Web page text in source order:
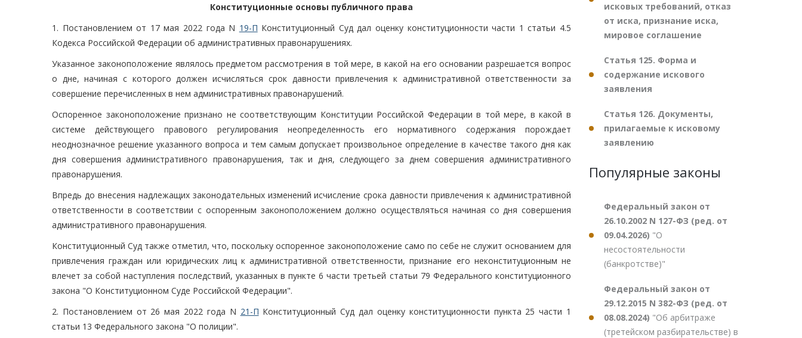
Конституционные основы публичного права
1. Постановлением от 17 мая 2022 года N 19-П Конституционный Суд дал оценку конституционности части 1 статьи 4.5
Кодекса Российской Федерации об административных правонарушениях.
Указанное законоположение являлось предметом рассмотрения в той мере, в какой на его основании разрешается вопрос
о дне, начиная с которого должен исчисляться срок давности привлечения к административной ответственности за
совершение перечисленных в нем административных правонарушений.
Оспоренное законоположение признано не соответствующим Конституции Российской Федерации в той мере, в какой в
системе действующего правового регулирования неопределенность его нормативного содержания порождает
неоднозначное решение указанного вопроса и тем самым допускает произвольное определение в качестве такого дня как
дня совершения административного правонарушения, так и дня, следующего за днем совершения административного
правонарушения.
Впредь до внесения надлежащих законодательных изменений исчисление срока давности привлечения к административной
ответственности в соответствии с оспоренным законоположением должно осуществляться начиная со дня совершения
административного правонарушения.
Конституционный Суд также отметил, что, поскольку оспоренное законоположение само по себе не служит основанием для
привлечения граждан или юридических лиц к административной ответственности, признание его неконституционным не
влечет за собой наступления последствий, указанных в пункте 6 части третьей статьи 79 Федерального конституционного
закона "О Конституционном Суде Российской Федерации".
2. Постановлением от 26 мая 2022 года N 21-П Конституционный Суд дал оценку конституционности пункта 25 части 1
статьи 13 Федерального закона "О полиции".
исковых требований, отказ
от иска, признание иска,
мировое соглашение
Статья 125. Форма и
содержание искового
заявления
Статья 126. Документы,
прилагаемые к исковому
заявлению
Популярные законы
Федеральный закон от
26.10.2002 N 127-ФЗ (ред. от
09.04.2026) "О
несостоятельности
(банкротстве)"
Федеральный закон от
29.12.2015 N 382-ФЗ (ред. от
08.08.2024) "Об арбитраже
(третейском разбирательстве) в